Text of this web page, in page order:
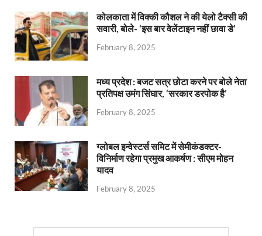
कोलकाता में विक्की कौशल ने की येलो टैक्सी की
सवारी, बोले- ‘इस बार वेलेंटाइन नहीं छावा डे’
February 8, 2025
मध्य प्रदेश : बजट सत्र छोटा करने पर बोले नेता
प्रतिपक्ष उमंग सिंघार, ‘सरकार डरपोक है’
February 8, 2025
ग्लोबल इन्वेस्टर्स समिट में सेमीकंडक्टर-
विनिर्माण रहेगा प्रमुख आकर्षण : सीएम मोहन
यादव
February 8, 2025